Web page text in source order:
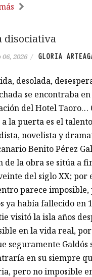
disociativa
2026 / GLORIA
desolada,
se encontraba en
del Hotel Taoro…
la puerta es el
novelista y
Benito Pérez
de la obra se sitúa a
del siglo XX; por
parece imposible,
ya había fallecido en
visitó la isla años
en la vida real, por
seguramente Galdós
en su siempre
pero no imposible